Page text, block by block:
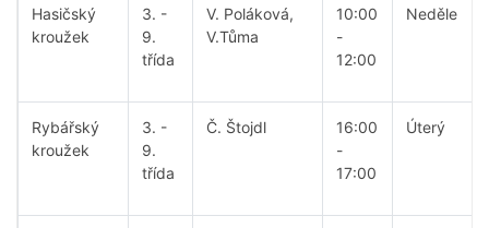
Hasičský
kroužek
3. -
9.
třída
V. Poláková,
V.Tůma
10:00
-
12:00
Neděle
Rybářský
kroužek
3. -
9.
třída
Č. Štojdl
16:00
-
17:00
Úterý